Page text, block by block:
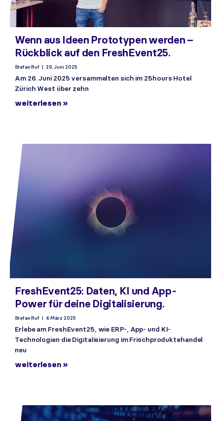
Wenn aus Ideen Prototypen werden –
Rückblick auf den FreshEvent25.
Stefan Ruf 29. Juni 2025
Am 26. Juni 2025 versammelten sich im 25hours Hotel
Zürich West über zehn
weiterlesen »
FreshEvent25: Daten, KI und App-
Power für deine Digitalisierung.
Stefan Ruf 4. März 2025
Erlebe am FreshEvent25, wie ERP-, App- und KI-
Technologien die Digitalisierung im Frischproduktehandel
neu
weiterlesen »